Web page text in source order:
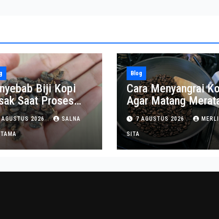
Biji Kopi
Saat Proses
AGUSTUS 2026 SALNA
Blog
Cara Menyangrai
Agar Matang
dan Tahan Lama
7 AGUSTUS 2026
SITA